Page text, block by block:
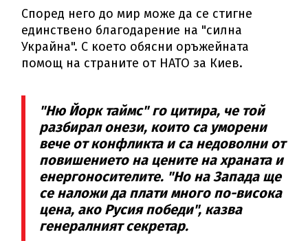
Според него до мир може да се стигне
единствено благодарение на "силна
Украйна". С което обясни оръжейната
помощ на страните от НАТО за Киев.
"Ню Йорк таймс" го цитира, че той
разбирал онези, които са уморени
вече от конфликта и са недоволни от
повишението на цените на храната и
енергоносителите. "Но на Запада ще
се наложи да плати много по-висока
цена, ако Русия победи", казва
генералният секретар.